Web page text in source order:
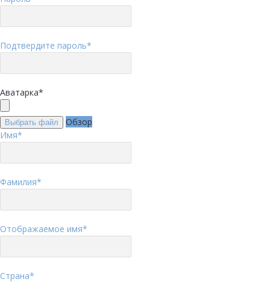
Подтвердите пароль*
Аватарка*
Выбрать файл
Обзор
Имя*
Фамилия*
Отображаемое имя*
Страна*